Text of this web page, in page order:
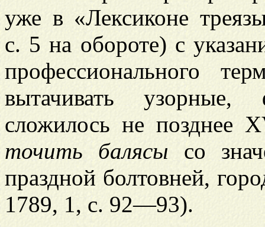
уже в «Лексиконе
с. 5 на обороте) с
профессионального
вытачивать
сложилось не позднее
точить балясы со
праздной болтовней,
1789, 1, с. 92—93).